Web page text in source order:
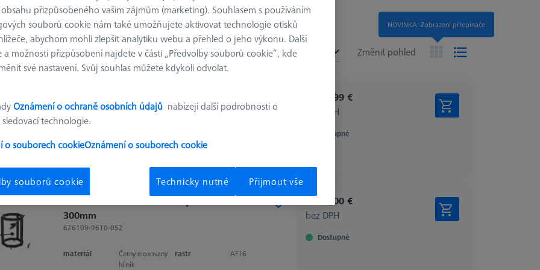
Změnit pohled
Výsledky třídění
Doporučeno
626109-9610-056
7.299,99 €
bez DPH
Dostupné
Referenční rámeček 150 - výška 100-
300mm
626109-9610-052
materiál
Černý eloxovaný
hliník
rastr AF16
1.150,00 €
bez DPH
Dostupné
NOVINKA: Zobrazení přřepínače
přizpůsobeného vašim zájmům (marketing). Souhlasem s používáním
souborů cookie nám také umožňujete aktivovat technologie otisků
abychom mohli zlepšit analytiku webu a přehled o jeho výkonu. Další
a možnosti přizpůsobení najdete v části „Předvolby souborů cookie“, kde
své nastavení. Svůj souhlas můžete kdykoli odvolat.
Oznámení o ochraně osobních údajů nabízejí další podrobnosti o
technologie.
o souborech cookieOznámení o souborech cookie
souborů cookie Technicky nutné Přijmout vše